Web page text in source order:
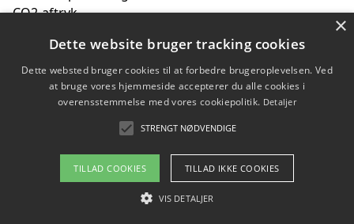
CO2-aftryk
Hvordan nyheder om CO2-udledning påvirker vores
hverdag
Om / kontakt
Blog Betingelser
×
Dette website bruger tracking cookies
Dette websted bruger cookies til at forbedre brugeroplevelsen. Ved
at bruge vores hjemmeside accepterer du alle cookies i
overensstemmelse med vores cookiepolitik. Detaljer
STRENGT NØDVENDIGE
TILLAD COOKIES TILLAD IKKE COOKIES
VIS DETALJER